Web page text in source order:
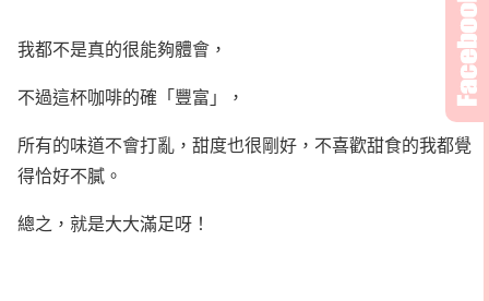
我都不是真的很能夠體會，
不過這杯咖啡的確「豐富」，
所有的味道不會打亂，甜度也很剛好，不喜歡甜食的我都覺
得恰好不膩。
總之，就是大大滿足呀！